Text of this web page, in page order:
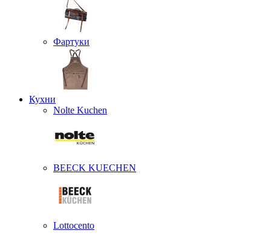
Фартуки
Кухни
Nolte Kuchen
BEECK KUECHEN
Lottocento